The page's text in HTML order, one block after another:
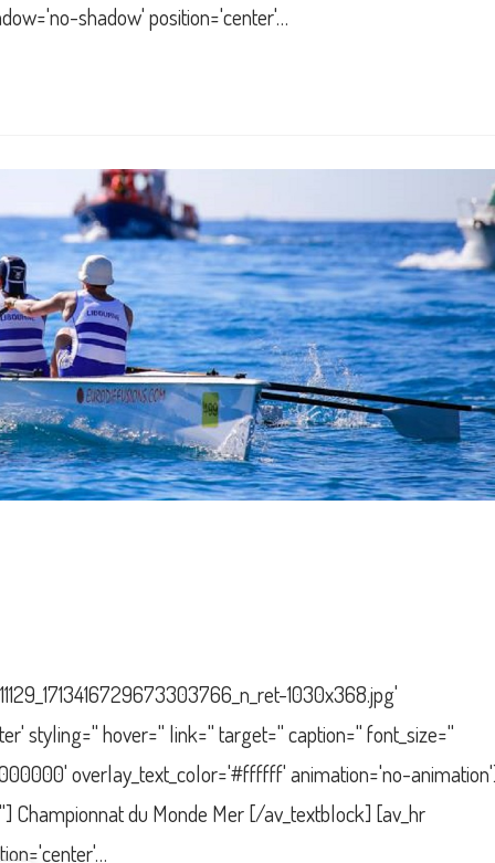
shadow' position='center'…
1030x368.jpg'
styling='' hover='' link='' target='' caption='' font_size=''
overlay_text_color='#ffffff' animation='no-
Championnat du Monde Mer [/av_textblock] [av_hr